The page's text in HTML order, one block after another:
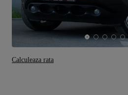
Calculeaza rata